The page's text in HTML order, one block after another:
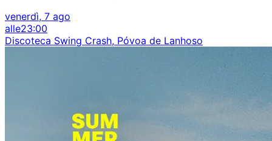
venerdì, 7 ago
alle23:00
Discoteca Swing Crash, Póvoa de Lanhoso